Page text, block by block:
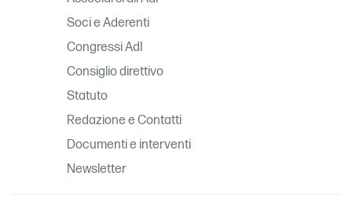
Soci e Aderenti
Congressi AdI
Consiglio direttivo
Statuto
Redazione e Contatti
Documenti e interventi
Newsletter